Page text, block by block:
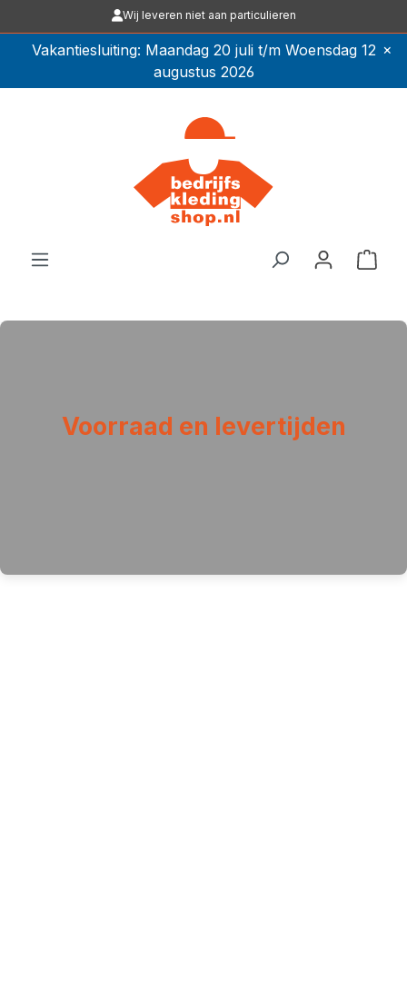
Ga naar de hoofdinhoudWij leveren niet aan particulieren
Vakantiesluiting: Maandag 20 juli t/m Woensdag 12
augustus 2026
×
Voorraad en levertijden